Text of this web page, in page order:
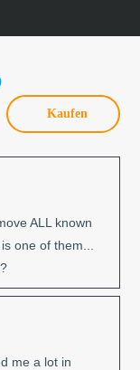
Kaufen
ALL known
one of them...
me a lot in